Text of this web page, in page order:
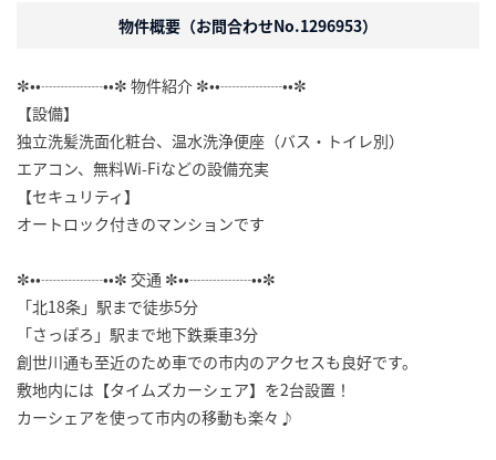
物件概要（お問合わせNo.1296953）
✼••┈┈┈┈••✼ 物件紹介 ✼••┈┈┈┈••✼
【設備】
独立洗髪洗面化粧台、温水洗浄便座（バス・トイレ別）
エアコン、無料Wi-Fiなどの設備充実
【セキュリティ】
オートロック付きのマンションです
✼••┈┈┈┈••✼ 交通 ✼••┈┈┈┈••✼
「北18条」駅まで徒歩5分
「さっぽろ」駅まで地下鉄乗車3分
創世川通も至近のため車での市内のアクセスも良好です。
敷地内には【タイムズカーシェア】を2台設置！
カーシェアを使って市内の移動も楽々♪